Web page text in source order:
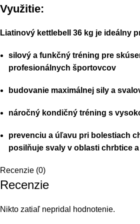
Využitie:
Liatinový kettlebell 36 kg je ideálny
silový a funkčný tréning pre
profesionálnych športovcov
budovanie maximálnej sily a
náročný kondičný tréning s
prevenciu a úľavu pri bolestiach
posilňuje svaly v oblasti chrbtice
Recenzie (0)
Recenzie
Nikto zatiaľ nepridal hodnotenie.